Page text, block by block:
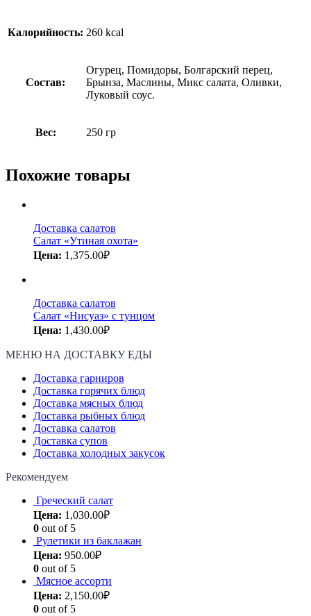
Калорийность: 260 kcal
Состав:
Огурец, Помидоры, Болгарский перец,
Брынза, Маслины, Микс салата, Оливки,
Луковый соус.
Вес: 250 гр
Похожие товары
Доставка салатов
Салат «Утиная охота»
Цена: 1,375.00₽
Доставка салатов
Салат «Нисуаз» с тунцом
Цена: 1,430.00₽
МЕНЮ НА ДОСТАВКУ ЕДЫ
Доставка гарниров
Доставка горячих блюд
Доставка мясных блюд
Доставка рыбных блюд
Доставка салатов
Доставка супов
Доставка холодных закусок
Рекомендуем
Греческий салат
Цена: 1,030.00₽
0 out of 5
Рулетики из баклажан
Цена: 950.00₽
0 out of 5
Мясное ассорти
Цена: 2,150.00₽
0 out of 5